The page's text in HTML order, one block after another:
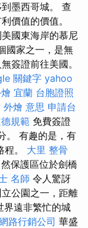
墨西哥城。 查
價值的價值。
國東海岸的慕尼
國家之一，是無
簽證前往美國。
關鍵字 yahoo
宜蘭 台胞證照
外燴 意思 申請台
規範 免費簽證
。 有趣的是，有
。 大里 整骨
保護區位於劍橋
名師 令人驚訝
公園之一，距離
界遠非繁忙的城
路行銷公司 華盛